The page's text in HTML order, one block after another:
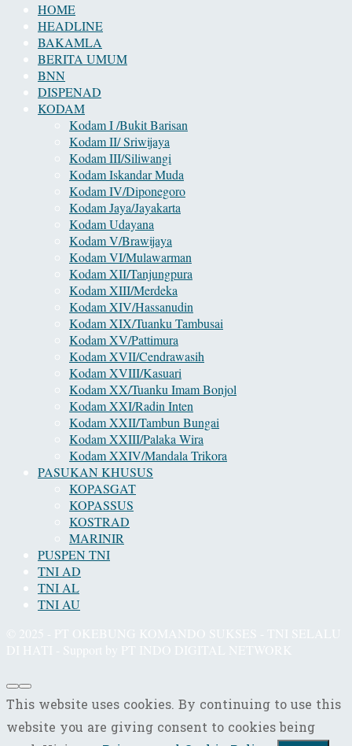
HOME
HEADLINE
BAKAMLA
BERITA UMUM
BNN
DISPENAD
KODAM
Kodam I /Bukit Barisan
Kodam II/ Sriwijaya
Kodam III/Siliwangi
Kodam Iskandar Muda
Kodam IV/Diponegoro
Kodam Jaya/Jayakarta
Kodam Udayana
Kodam V/Brawijaya
Kodam VI/Mulawarman
Kodam XII/Tanjungpura
Kodam XIII/Merdeka
Kodam XIV/Hassanudin
Kodam XIX/Tuanku Tambusai
Kodam XV/Pattimura
Kodam XVII/Cendrawasih
Kodam XVIII/Kasuari
Kodam XX/Tuanku Imam Bonjol
Kodam XXI/Radin Inten
Kodam XXII/Tambun Bungai
Kodam XXIII/Palaka Wira
Kodam XXIV/Mandala Trikora
PASUKAN KHUSUS
KOPASGAT
KOPASSUS
KOSTRAD
MARINIR
PUSPEN TNI
TNI AD
TNI AL
TNI AU
© 2025 - PT OKEBUNG KOMANDO SUKSES - TNI SELALU
DI HATI - Support by PT INDO DIGITAL NETWORK
This website uses cookies. By continuing to use this
website you are giving consent to cookies being